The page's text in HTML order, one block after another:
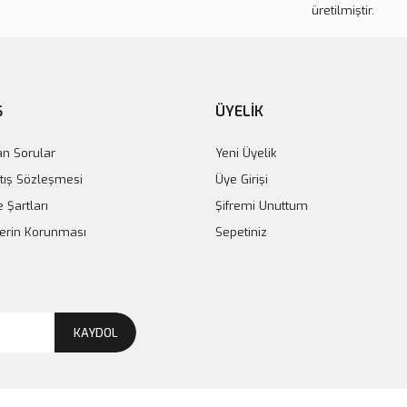
üretilmiştir.
Sorular
Sözleşmesi
Şartları
Korunması
ÜYELİK
Yeni Üyelik
Üye Girişi
Şifremi Unuttum
Sepetiniz
KAYDOL